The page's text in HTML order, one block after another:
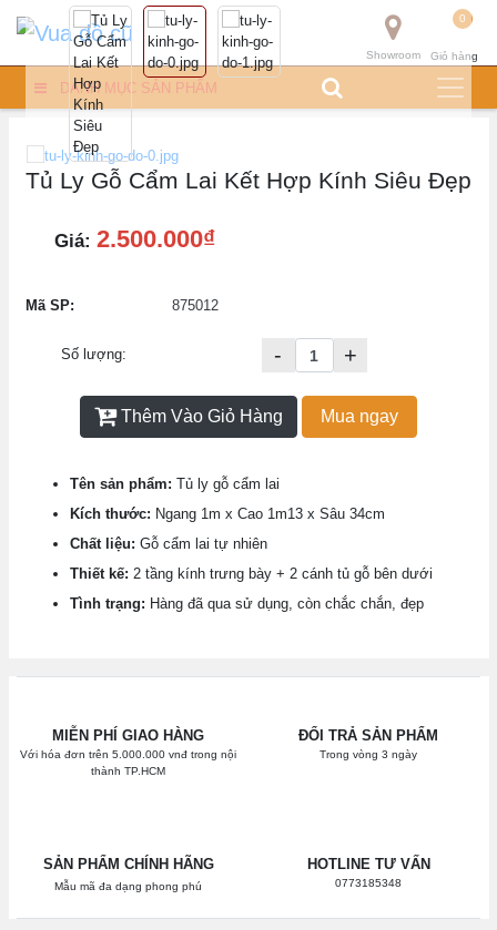
0
Giỏ hàng
Showroom
DANH MỤC SẢN PHẨM
Tủ Ly Gỗ Cẩm Lai Kết Hợp Kính Siêu Đẹp
Giá: 2.500.000₫
Mã SP: 875012
Số lượng: - +
Thêm Vào Giỏ Hàng Mua ngay
Tên sản phẩm: Tủ ly gỗ cẩm lai
Kích thước: Ngang 1m x Cao 1m13 x Sâu 34cm
Chất liệu: Gỗ cẩm lai tự nhiên
Thiết kế: 2 tầng kính trưng bày + 2 cánh tủ gỗ bên dưới
Tình trạng: Hàng đã qua sử dụng, còn chắc chắn, đẹp
MIỄN PHÍ GIAO HÀNG
Với hóa đơn trên 5.000.000 vnđ trong nội
thành TP.HCM
ĐỔI TRẢ SẢN PHẨM
Trong vòng 3 ngày
SẢN PHẨM CHÍNH HÃNG
Mẫu mã đa dạng phong phú
HOTLINE TƯ VẤN
0773185348